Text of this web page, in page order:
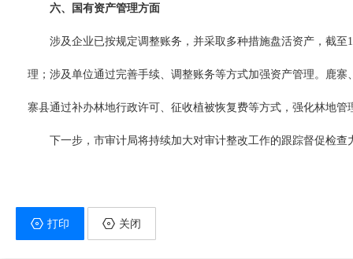
六、 国有资产管理方面
涉及企业已按规定调整账务，并采取多种措施盘活资产，截
理；涉及单位通过完善手续、调整账务等方式加强资产管理。鹿
寨县通过补办林地行政许可、征收植被恢复费等方式，强化林地管
下一步，市审计局将持续加大对审计整改工作的跟踪督促检
打印 关闭